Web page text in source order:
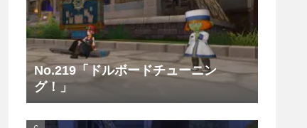
No.219「ドルボードチューニン
グ！」